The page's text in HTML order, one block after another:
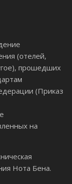
(отелей,
прошедших
(Приказ
на
Нота Бена.